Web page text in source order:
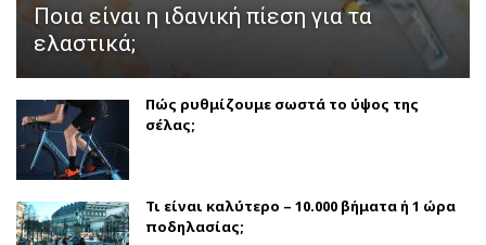
Ποια είναι η ιδανική πίεση για τα
ελαστικά;
Πώς ρυθμίζουμε σωστά το ύψος της
σέλας;
Τι είναι καλύτερο – 10.000 βήματα ή 1 ώρα
ποδηλασίας;